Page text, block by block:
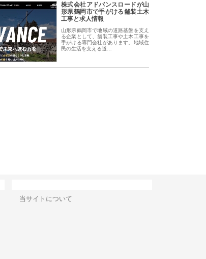
株式会社アドバンスロードが山
形県鶴岡市で手がける舗装土木
工事と求人情報
山形県鶴岡市で地域の道路基盤を支え
る企業として、舗装工事や土木工事を
手がける専門会社があります。地域住
民の生活を支える道…
当サイトについて